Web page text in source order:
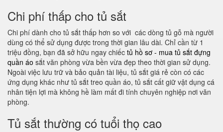
Chi phí thấp cho tủ sắt
Chi phí dành cho tủ sắt thấp hơn so với các dòng tủ gỗ mà người
dùng có thể sử dụng được trong thời gian lâu dài. Chỉ cần từ 1
triệu đồng, bạn đã sở hữu ngay chiếc tủ hồ sơ - mua tủ sắt đựng
quần áo sắt văn phòng vừa bền vừa đẹp theo thời gian sử dụng.
Ngoài việc lưu trữ và bảo quản tài liệu, tủ sắt giá rẻ còn có các
ứng dụng khác như tủ sắt treo quần áo, tủ sắt cất giữ vật dụng cá
nhân tiện lợi mà không hề làm mất đi tính chuyên nghiệp nơi văn
phòng.
Tủ sắt thường có tuổi thọ cao